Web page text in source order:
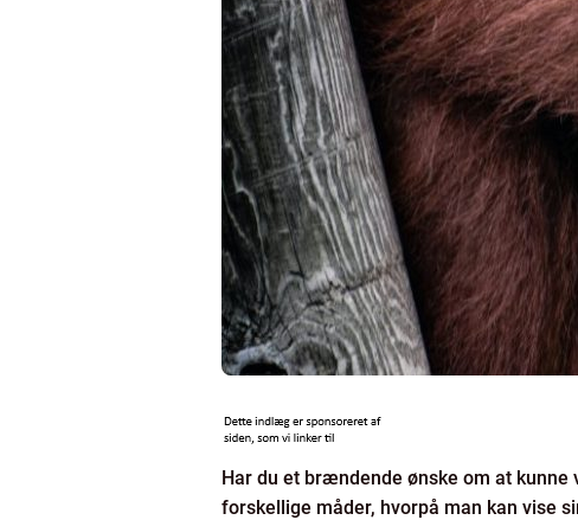
Har du et brændende ønske om at
forskellige måder, hvorpå man kan vise